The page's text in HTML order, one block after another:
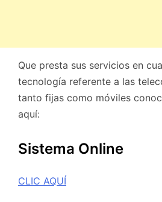
Que presta sus servicios en
tecnología referente a las
tanto fijas como móviles
aquí:
Sistema Online
CLIC AQUÍ